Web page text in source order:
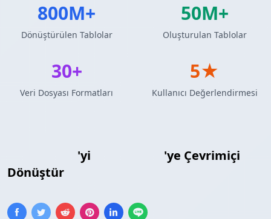
'yi
'ye Çevrimiçi
Dönüştür
800M+
Dönüştürülen Tablolar
50M+
Oluşturulan Tablolar
30+
Veri Dosyası Formatları
5★
Kullanıcı Değerlendirmesi